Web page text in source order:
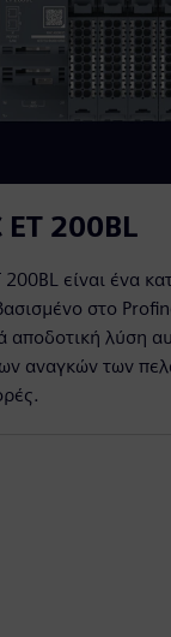
ET 200BL
200BL είναι ένα
στο
αποδοτική λύση
αναγκών των